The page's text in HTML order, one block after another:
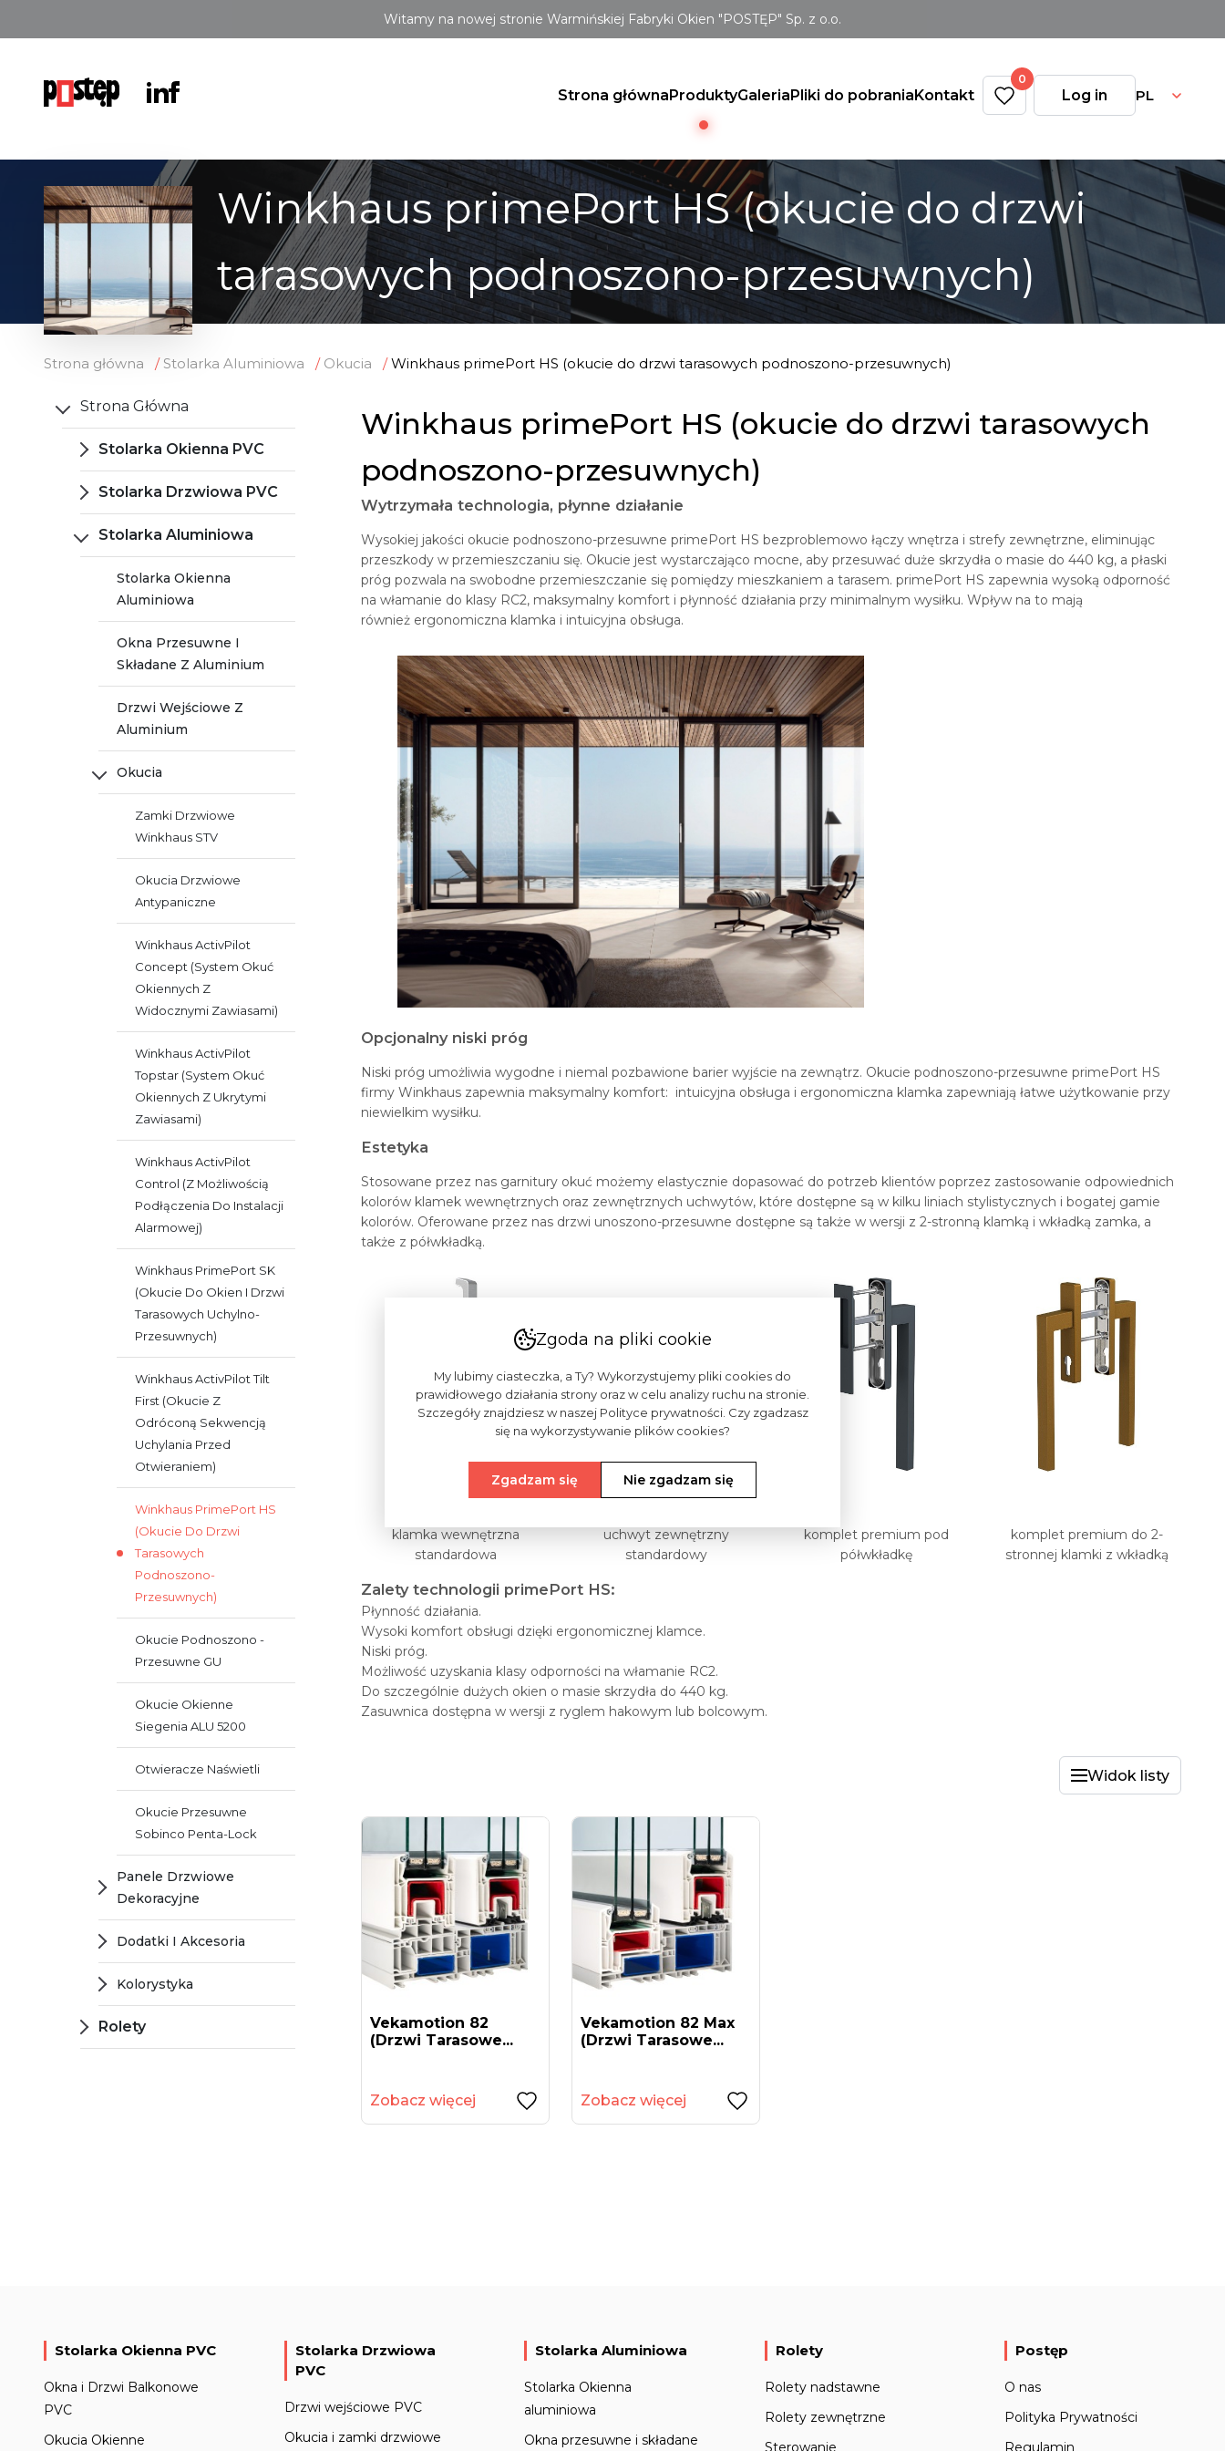
Witamy na nowej stronie Warmińskiej Fabryki Okien "POSTĘP" Sp. z o.o.
Strona głównaProduktyGaleriaPliki do pobraniaKontakt
0
Log in PL
Winkhaus primePort HS (okucie do drzwi
tarasowych podnoszono-przesuwnych)
Strona główna Stolarka Aluminiowa Okucia Winkhaus primePort HS (okucie do drzwi tarasowych podnoszono-przesuwnych)
Strona Główna
Stolarka Okienna PVC
Stolarka Drzwiowa PVC
Stolarka Aluminiowa
Stolarka Okienna
Aluminiowa
Okna Przesuwne I
Składane Z Aluminium
Drzwi Wejściowe Z
Aluminium
Okucia
Zamki Drzwiowe
Winkhaus STV
Okucia Drzwiowe
Antypaniczne
Winkhaus ActivPilot
Concept (system Okuć
Okiennych Z
Widocznymi Zawiasami)
Winkhaus ActivPilot
Topstar (system Okuć
Okiennych Z Ukrytymi
Zawiasami)
Winkhaus ActivPilot
Control (z Możliwością
Podłączenia Do Instalacji
Alarmowej)
Winkhaus PrimePort SK
(okucie Do Okien I Drzwi
Tarasowych Uchylno-
Przesuwnych)
Winkhaus ActivPilot Tilt
First (okucie Z
Odróconą Sekwencją
Uchylania Przed
Otwieraniem)
Winkhaus PrimePort HS
(okucie Do Drzwi
Tarasowych
Podnoszono-
Przesuwnych)
Okucie Podnoszono -
Przesuwne GU
Okucie Okienne
Siegenia ALU 5200
Otwieracze Naświetli
Okucie Przesuwne
Sobinco Penta-Lock
Panele Drzwiowe
Dekoracyjne
Dodatki I Akcesoria
Kolorystyka
Rolety
Winkhaus primePort HS (okucie do drzwi tarasowych
podnoszono-przesuwnych)
Wytrzymała technologia, płynne działanie
Wysokiej jakości okucie podnoszono-przesuwne primePort HS bezproblemowo łączy wnętrza i strefy zewnętrzne, eliminując
przeszkody w przemieszczaniu się. Okucie jest wystarczająco mocne, aby przesuwać duże skrzydła o masie do 440 kg, a płaski
próg pozwala na swobodne przemieszczanie się pomiędzy mieszkaniem a tarasem. primePort HS zapewnia wysoką odporność
na włamanie do klasy RC2, maksymalny komfort i płynność działania przy minimalnym wysiłku. Wpływ na to mają
również ergonomiczna klamka i intuicyjna obsługa.
Opcjonalny niski próg
Niski próg umożliwia wygodne i niemal pozbawione barier wyjście na zewnątrz. Okucie podnoszono-przesuwne primePort HS
firmy Winkhaus zapewnia maksymalny komfort: intuicyjna obsługa i ergonomiczna klamka zapewniają łatwe użytkowanie przy
niewielkim wysiłku.
Estetyka
Stosowane przez nas garnitury okuć możemy elastycznie dopasować do potrzeb klientów poprzez zastosowanie odpowiednich
kolorów klamek wewnętrznych oraz zewnętrznych uchwytów, które dostępne są w kilku liniach stylistycznych i bogatej gamie
kolorów. Oferowane przez nas drzwi unoszono-przesuwne dostępne są także w wersji z 2-stronną klamką i wkładką zamka, a
także z półwkładką.
klamka wewnętrzna
standardowa
uchwyt zewnętrzny
standardowy
komplet premium pod
półwkładkę
komplet premium do 2-
stronnej klamki z wkładką
Zalety technologii primePort HS:
Płynność działania.
Wysoki komfort obsługi dzięki ergonomicznej klamce.
Niski próg.
Możliwość uzyskania klasy odporności na włamanie RC2.
Do szczególnie dużych okien o masie skrzydła do 440 kg.
Zasuwnica dostępna w wersji z ryglem hakowym lub bolcowym.
Widok listy
Vekamotion 82
(drzwi Tarasowe...
Zobacz więcej
Vekamotion 82 Max
(drzwi Tarasowe...
Zobacz więcej
Stolarka Okienna PVC
Okna i Drzwi Balkonowe
PVC
Okucia Okienne
Stolarka Drzwiowa
PVC
Drzwi wejściowe PVC
Okucia i zamki drzwiowe
Stolarka Aluminiowa
Stolarka Okienna
aluminiowa
Okna przesuwne i składane
Rolety
Rolety nadstawne
Rolety zewnętrzne
Sterowanie
Postęp
O nas
Polityka Prywatności
Regulamin
Zgoda na pliki cookie
My lubimy ciasteczka, a Ty? Wykorzystujemy pliki cookies do
prawidłowego działania strony oraz w celu analizy ruchu na stronie.
Szczegóły znajdziesz w naszej Polityce prywatności. Czy zgadzasz
się na wykorzystywanie plików cookies?
Zgadzam się Nie zgadzam się